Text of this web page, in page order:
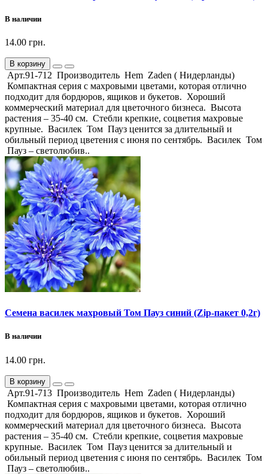
В наличии
14.00 грн.
В корзину
Арт.91-712 Производитель Hem Zaden ( Нидерланды)
Компактная серия с махровыми цветами, которая отлично
подходит для бордюров, ящиков и букетов. Хороший
коммерческий материал для цветочного бизнеса. Высота
растения – 35-40 см. Стебли крепкие, соцветия махровые
крупные. Василек Том Пауз ценится за длительный и
обильный период цветения с июня по сентябрь. Василек Том
Пауз – светолюбив..
Семена василек махровый Том Пауз синий (Zip-пакет 0,2г)
В наличии
14.00 грн.
В корзину
Арт.91-713 Производитель Hem Zaden ( Нидерланды)
Компактная серия с махровыми цветами, которая отлично
подходит для бордюров, ящиков и букетов. Хороший
коммерческий материал для цветочного бизнеса. Высота
растения – 35-40 см. Стебли крепкие, соцветия махровые
крупные. Василек Том Пауз ценится за длительный и
обильный период цветения с июня по сентябрь. Василек Том
Пауз – светолюбив..